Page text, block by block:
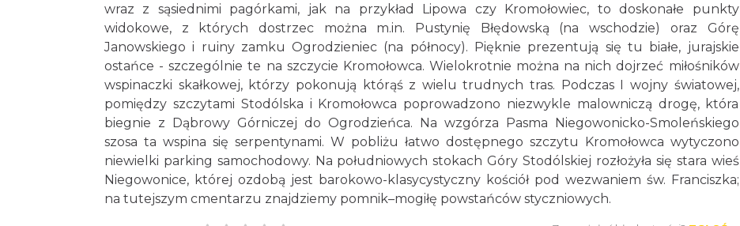
wraz z sąsiednimi pagórkami, jak na przykład Lipowa czy Kromołowiec, to doskonałe punkty
widokowe, z których dostrzec można m.in. Pustynię Błędowską (na wschodzie) oraz Górę
Janowskiego i ruiny zamku Ogrodzieniec (na północy). Pięknie prezentują się tu białe, jurajskie
ostańce - szczególnie te na szczycie Kromołowca. Wielokrotnie można na nich dojrzeć miłośników
wspinaczki skałkowej, którzy pokonują którąś z wielu trudnych tras. Podczas I wojny światowej,
pomiędzy szczytami Stodólska i Kromołowca poprowadzono niezwykle malowniczą drogę, która
biegnie z Dąbrowy Górniczej do Ogrodzieńca. Na wzgórza Pasma Niegowonicko-Smoleńskiego
szosa ta wspina się serpentynami. W pobliżu łatwo dostępnego szczytu Kromołowca wytyczono
niewielki parking samochodowy. Na południowych stokach Góry Stodólskiej rozłożyła się stara wieś
Niegowonice, której ozdobą jest barokowo-klasycystyczny kościół pod wezwaniem św. Franciszka;
na tutejszym cmentarzu znajdziemy pomnik–mogiłę powstańców styczniowych.